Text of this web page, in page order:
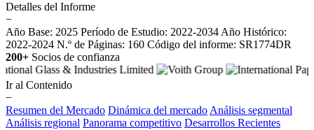
Detalles del Informe
−
Año Base: 2025 Período de Estudio: 2022-2034 Año Histórico:
2022-2024 N.º de Páginas: 160 Código del informe: SR1774DR
200+ Socios de confianza
Ir al Contenido
−
Resumen del Mercado Dinámica del mercado Análisis segmental
Análisis regional Panorama competitivo Desarrollos Recientes